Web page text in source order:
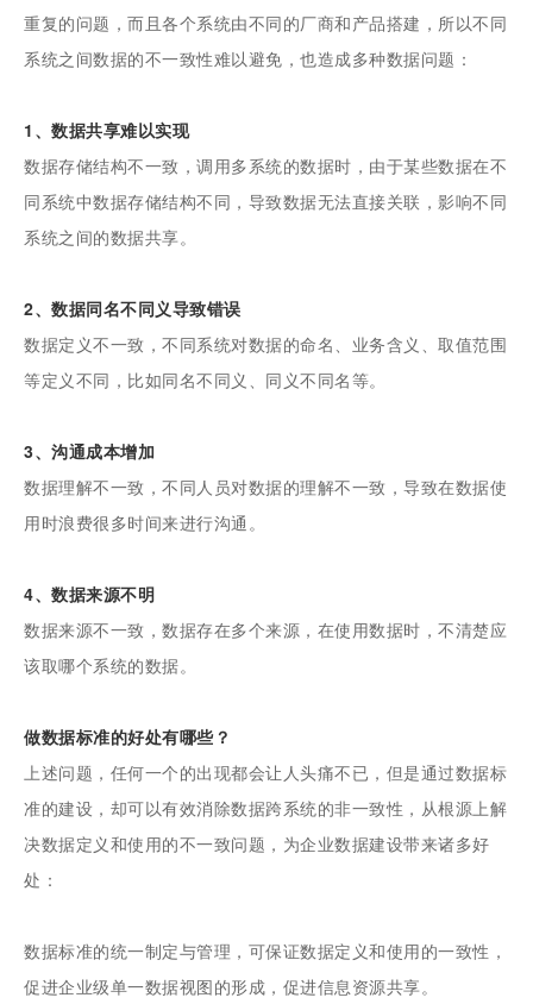
重复的问题，而且各个系统由不同的厂商和产品搭建，所以不同
系统之间数据的不一致性难以避免，也造成多种数据问题：
1、数据共享难以实现
数据存储结构不一致，调用多系统的数据时，由于某些数据在不
同系统中数据存储结构不同，导致数据无法直接关联，影响不同
系统之间的数据共享。
2、数据同名不同义导致错误
数据定义不一致，不同系统对数据的命名、业务含义、取值范围
等定义不同，比如同名不同义、同义不同名等。
3、沟通成本增加
数据理解不一致，不同人员对数据的理解不一致，导致在数据使
用时浪费很多时间来进行沟通。
4、数据来源不明
数据来源不一致，数据存在多个来源，在使用数据时，不清楚应
该取哪个系统的数据。
做数据标准的好处有哪些？
上述问题，任何一个的出现都会让人头痛不已，但是通过数据标
准的建设，却可以有效消除数据跨系统的非一致性，从根源上解
决数据定义和使用的不一致问题，为企业数据建设带来诸多好
处：
数据标准的统一制定与管理，可保证数据定义和使用的一致性，
促进企业级单一数据视图的形成，促进信息资源共享。